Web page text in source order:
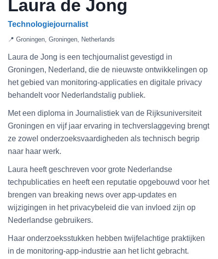
Laura de Jong
Technologiejournalist
📍 Groningen, Groningen, Netherlands
Laura de Jong is een techjournalist gevestigd in
Groningen, Nederland, die de nieuwste ontwikkelingen op
het gebied van monitoring-applicaties en digitale privacy
behandelt voor Nederlandstalig publiek.
Met een diploma in Journalistiek van de Rijksuniversiteit
Groningen en vijf jaar ervaring in techverslaggeving brengt
ze zowel onderzoeksvaardigheden als technisch begrip
naar haar werk.
Laura heeft geschreven voor grote Nederlandse
techpublicaties en heeft een reputatie opgebouwd voor het
brengen van breaking news over app-updates en
wijzigingen in het privacybeleid die van invloed zijn op
Nederlandse gebruikers.
Haar onderzoeksstukken hebben twijfelachtige praktijken
in de monitoring-app-industrie aan het licht gebracht.